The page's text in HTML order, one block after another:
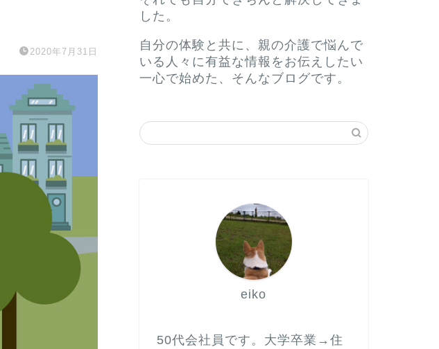
2020年7月31日
した。
自分の体験と共に、親の介護で悩んで
いる人々に有益な情報をお伝えしたい
一心で始めた、そんなブログです。
eiko
50代会社員です。大学卒業→住